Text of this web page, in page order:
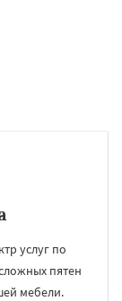
услуг по
пятен
мебели.